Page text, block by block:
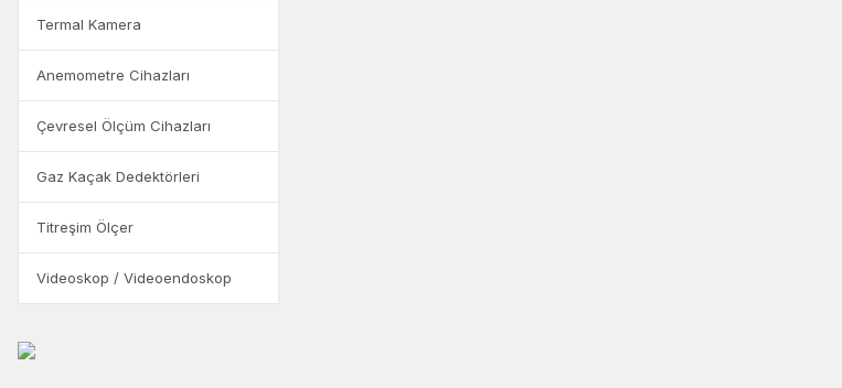
Termal Kamera
Anemometre Cihazları
Çevresel Ölçüm Cihazları
Gaz Kaçak Dedektörleri
Titreşim Ölçer
Videoskop / Videoendoskop